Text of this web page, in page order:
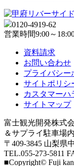
0120-4919-62
営業時間9:00～
資料請求
お問い合わせ
プライバシー
サイトポリシ
カスタマーハ
サイトマップ
富士観光開発株式
＆サプライ駐車場内
〒409-3845 山梨県
TEL.055-273-5811
■Copyright© Fuji